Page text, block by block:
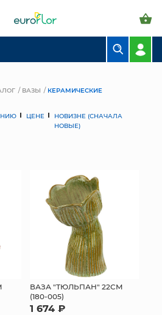
И КАШПО
И УДОБРЕНИЯ
ИНТЕРЬЕРА
ИГРУШКИ
ВАЗЫ КЕРАМИЧЕСКИЕ
ЦЕНЕ
НОВИЗНЕ (СНАЧАЛА
НОВЫЕ)
ВАЗА "ТЮЛЬПАН" 22СМ
(180-005)
1 674 ₽